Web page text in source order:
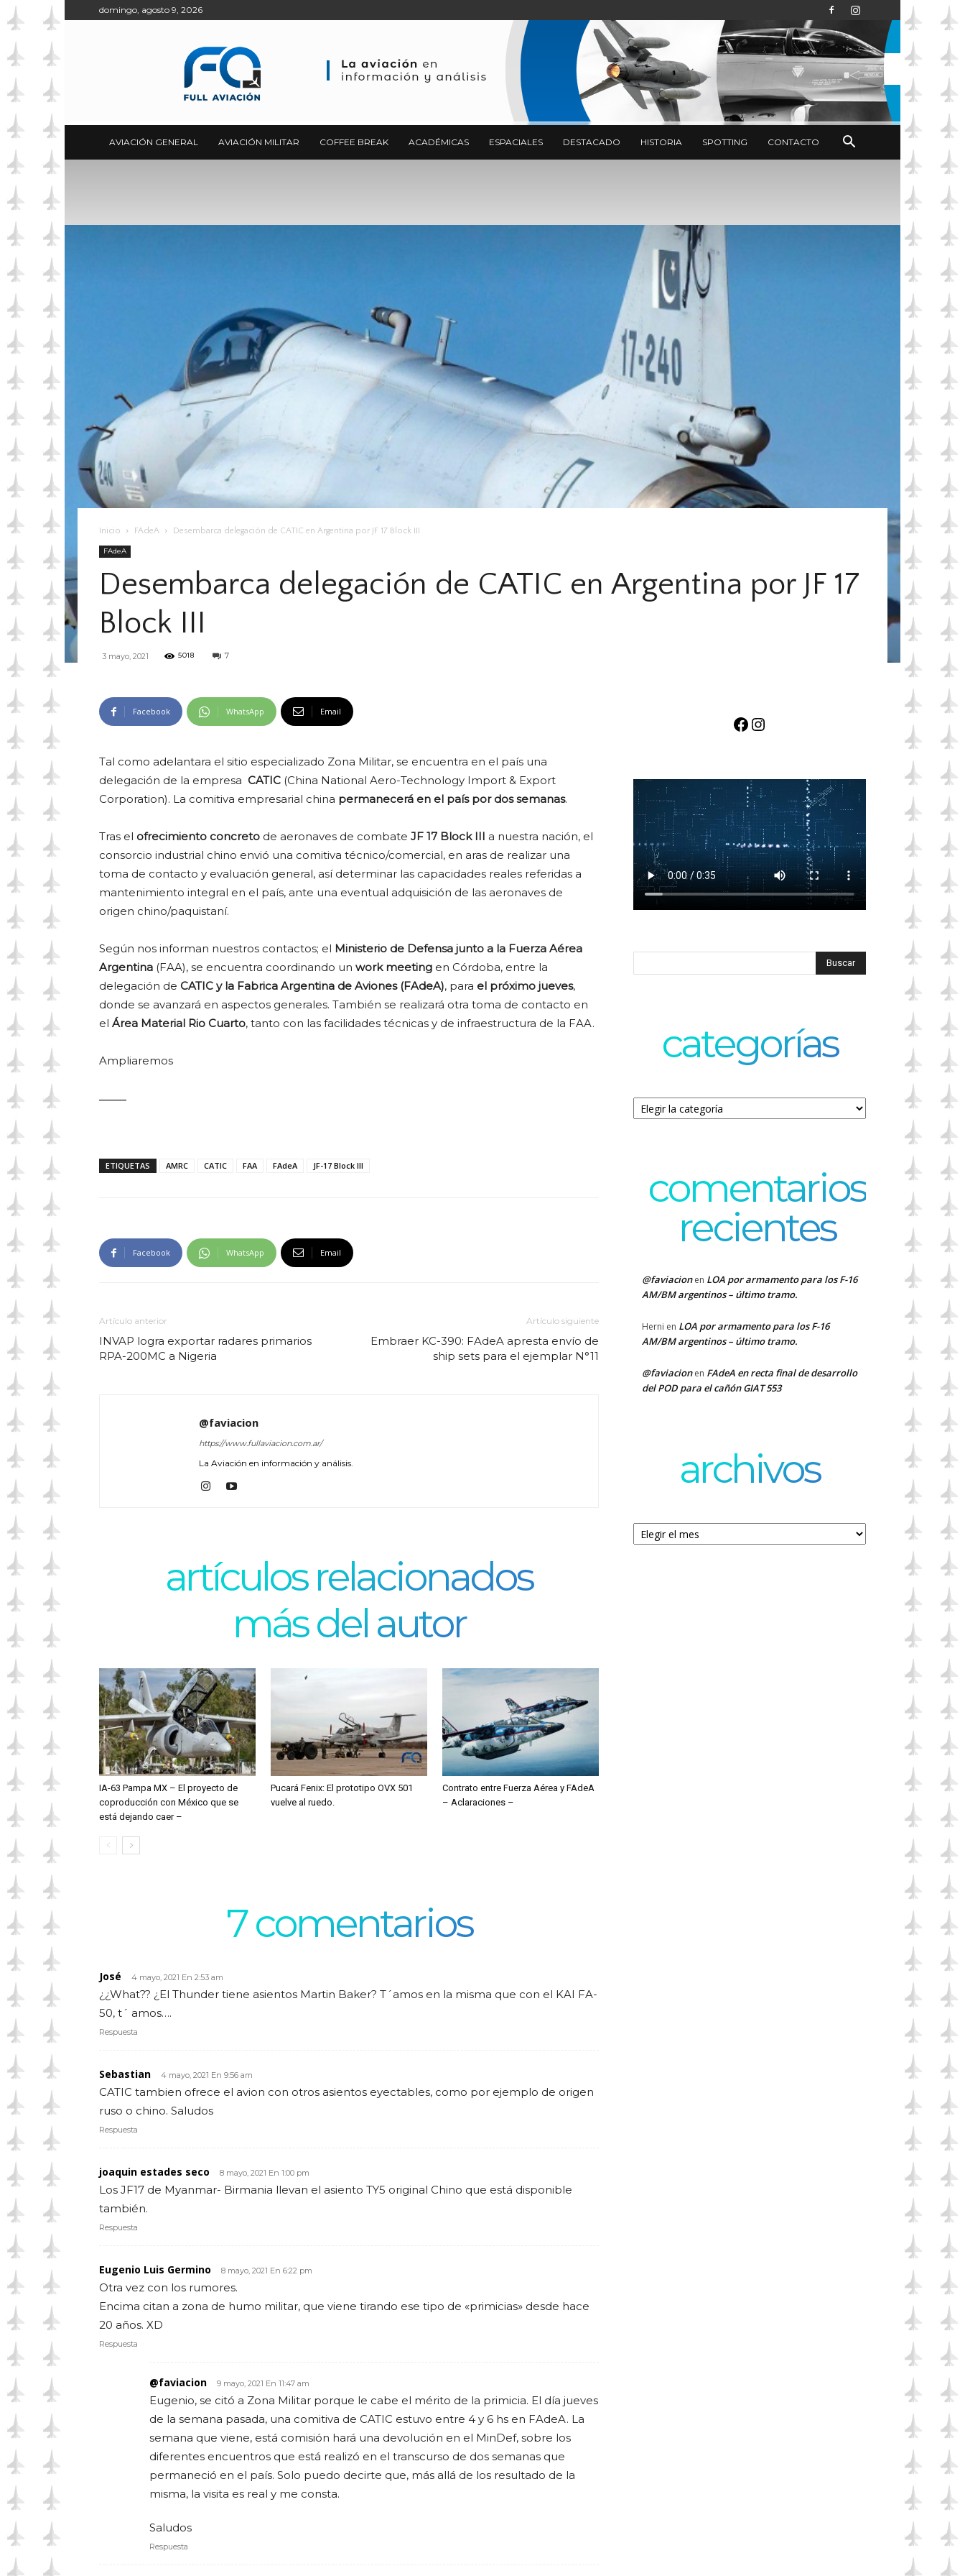
domingo, agosto 9, 2026
AVIACIÓN GENERAL AVIACIÓN MILITAR COFFEE BREAK ACADÉMICAS ESPACIALES DESTACADO HISTORIA SPOTTING CONTACTO
Inicio FAdeA Desembarca delegación de CATIC en Argentina por JF 17 Block III
FAdeA
Desembarca delegación de CATIC en Argentina por JF 17
Block III
3 mayo, 2021 5018 7
Facebook WhatsApp Email
Tal como adelantara el sitio especializado Zona Militar, se encuentra en el país una
delegación de la empresa CATIC (China National Aero-Technology Import & Export
Corporation). La comitiva empresarial china permanecerá en el país por dos semanas.
Tras el ofrecimiento concreto de aeronaves de combate JF 17 Block III a nuestra nación, el
consorcio industrial chino envió una comitiva técnico/comercial, en aras de realizar una
toma de contacto y evaluación general, así determinar las capacidades reales referidas a
mantenimiento integral en el país, ante una eventual adquisición de las aeronaves de
origen chino/paquistaní.
Según nos informan nuestros contactos; el Ministerio de Defensa junto a la Fuerza Aérea
Argentina (FAA), se encuentra coordinando un work meeting en Córdoba, entre la
delegación de CATIC y la Fabrica Argentina de Aviones (FAdeA), para el próximo jueves,
donde se avanzará en aspectos generales. También se realizará otra toma de contacto en
el Área Material Rio Cuarto, tanto con las facilidades técnicas y de infraestructura de la FAA.
Ampliaremos
——
ETIQUETAS AMRC CATIC FAA FAdeA JF-17 Block III
Facebook WhatsApp Email
Artículo anterior
INVAP logra exportar radares primarios
RPA-200MC a Nigeria
Artículo siguiente
Embraer KC-390: FAdeA apresta envío de
ship sets para el ejemplar N°11
@faviacion
https://www.fullaviacion.com.ar/
La Aviación en información y análisis.
artículos relacionados
más del autor
IA-63 Pampa MX – El proyecto de
coproducción con México que se
está dejando caer –
Pucará Fenix: El prototipo OVX 501
vuelve al ruedo.
Contrato entre Fuerza Aérea y FAdeA
– Aclaraciones –
7 comentarios
José 4 mayo, 2021 En 2:53 am
¿¿What?? ¿El Thunder tiene asientos Martin Baker? T´amos en la misma que con el KAI FA-
50, t´ amos….
Respuesta
Sebastian 4 mayo, 2021 En 9:56 am
CATIC tambien ofrece el avion con otros asientos eyectables, como por ejemplo de origen
ruso o chino. Saludos
Respuesta
joaquin estades seco 8 mayo, 2021 En 1:00 pm
Los JF17 de Myanmar- Birmania llevan el asiento TY5 original Chino que está disponible
también.
Respuesta
Eugenio Luis Germino 8 mayo, 2021 En 6:22 pm
Otra vez con los rumores.
Encima citan a zona de humo militar, que viene tirando ese tipo de «primicias» desde hace
20 años. XD
Respuesta
@faviacion 9 mayo, 2021 En 11:47 am
Eugenio, se citó a Zona Militar porque le cabe el mérito de la primicia. El día jueves
de la semana pasada, una comitiva de CATIC estuvo entre 4 y 6 hs en FAdeA. La
semana que viene, está comisión hará una devolución en el MinDef, sobre los
diferentes encuentros que está realizó en el transcurso de dos semanas que
permaneció en el país. Solo puedo decirte que, más allá de los resultado de la
misma, la visita es real y me consta.
Saludos
Respuesta
Facebook
Instagram
categorías
Categorías
comentarios
recientes
@faviacionen LOA por armamento para los F-16
AM/BM argentinos – último tramo.
Herni en LOA por armamento para los F-16
AM/BM argentinos – último tramo.
@faviacionen FAdeA en recta final de desarrollo
del POD para el cañón GIAT 553
archivos
Archivos